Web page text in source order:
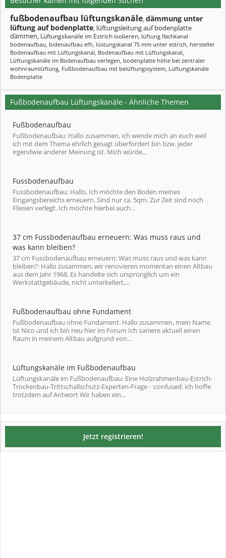
fußbodenaufbau lüftungskanäle, dämmung unter
lüftung auf bodenplatte, lüftungsleitung auf bodenplatte
dämmen, Lüftungskanäle im Estrich isolieren, lüftung flachkanal
bodenaufbau, bidenaufbau efh, lüstungskanal 75 mm unter estrich, hersteller
Bodenaufbau mit Lüftungskanal, Bodenaufbau mit Lüftungskanal,
Lüftungskanäle im Bodenaufbau verlegen, bodenplatte höhe bei zentraler
wohnraumlüftung, Fußbodenaufbau mit belüftungssystem, Lüftungskanäle
Bodenplatte
Fußbodenaufbau Lüftungskanäle - Ähnliche Themen
Fußbodenaufbau
Fußbodenaufbau: Hallo zusammen, ich wende mich an euch weil
ich mit dem Thema ehrlich gesagt überfordert bin bzw. jeder
irgendwie anderer Meinung ist. Mich würde...
Fussbodenaufbau
Fussbodenaufbau: Hallo, Ich möchte den Boden meines
Eingangsbereichs erneuern. Sind nur ca. 5qm. Zur Zeit sind noch
Fliesen verlegt. Ich möchte hierbei auch...
37 cm Fussbodenaufbau erneuern: Was muss raus und
was kann bleiben?
37 cm Fussbodenaufbau erneuern: Was muss raus und was kann
bleiben?: Hallo zusammen, wir renovieren momentan einen Altbau
aus dem Jahr 1968. Es handelte sich ursprünglich um ein
Werkstattgebäude, nicht unterkellert,...
Fußbodenaufbau ohne Fundament
Fußbodenaufbau ohne Fundament: Hallo zusammen, mein Name
ist Nico und ich bin neu hier im Forum Ich saniere aktuell einen
Raum in meinem Altbau aufgrund von...
Lüftungskanäle im Fußbodenaufbau
Lüftungskanäle im Fußbodenaufbau: Eine Holzrahmenbau-Estrich-
Trockenbau-Trittschallschutz-Experten-Frage - :confused: ich hoffe
trotzdem auf Antwort Wir haben ein...
Jetzt registrieren!